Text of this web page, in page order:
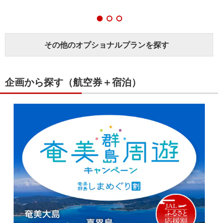
その他のオプショナルプランを探す
企画から探す（航空券＋宿泊）